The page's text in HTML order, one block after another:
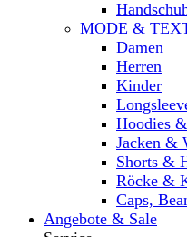
MODE &
Damen
Herren
Kinder
Hoodies
Jacken &
Shorts &
Röcke &
Caps,
Angebote & Sale